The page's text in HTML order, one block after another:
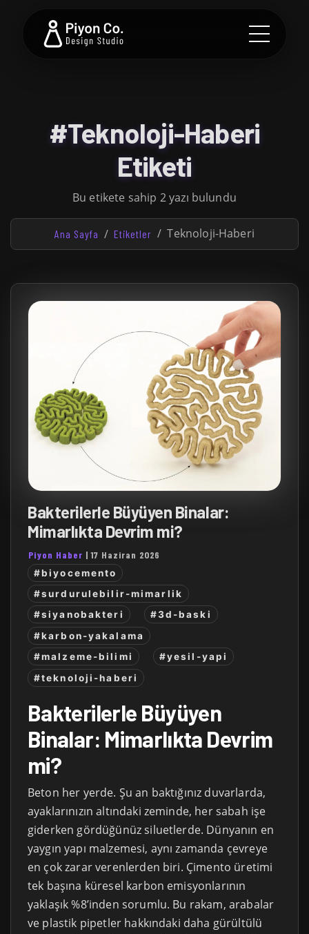
#Teknoloji-Haberi
Etiketi
Bu etikete sahip 2 yazı bulundu
Ana Sayfa Etiketler Teknoloji-Haberi
Bakterilerle Büyüyen Binalar:
Mimarlıkta Devrim mi?
Piyon Haber |17 Haziran 2026
#biyocemento
#surdurulebilir-mimarlik
#siyanobakteri
#3d-baski
#karbon-yakalama
#malzeme-bilimi
#yesil-yapi
#teknoloji-haberi
Bakterilerle Büyüyen
Binalar: Mimarlıkta Devrim
mi?
Beton her yerde. Şu an baktığınız duvarlarda,
ayaklarınızın altındaki zeminde, her sabah işe
giderken gördüğünüz siluetlerde. Dünyanın en
yaygın yapı malzemesi, aynı zamanda çevreye
en çok zarar verenlerden biri. Çimento üretimi
tek başına küresel karbon emisyonlarının
yaklaşık %8’inden sorumlu. Bu rakam, arabalar
ve plastik pipetler hakkındaki daha gürültülü